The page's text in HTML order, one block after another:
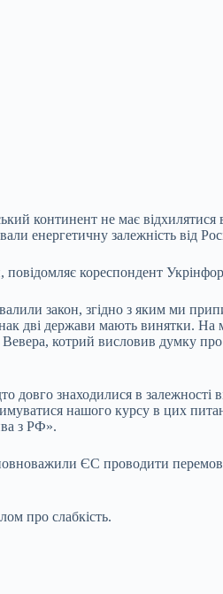
континент не має
енергетичну залежність від
кореспондент
закон, згідно з яким ми
дві держави мають винятки.
котрий висловив думку
знаходилися в залежності
нашого курсу в цих
з РФ».
ЄС проводити
про слабкість.